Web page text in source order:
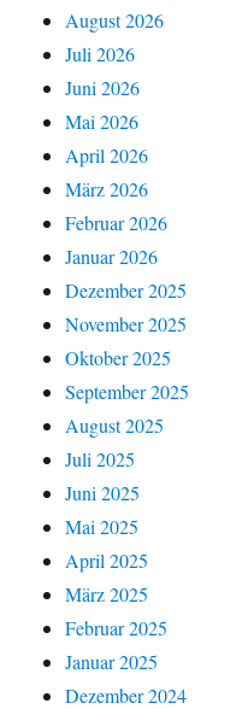
August 2026
Juli 2026
Juni 2026
Mai 2026
April 2026
März 2026
Februar 2026
Januar 2026
Dezember 2025
November 2025
Oktober 2025
September 2025
August 2025
Juli 2025
Juni 2025
Mai 2025
April 2025
März 2025
Februar 2025
Januar 2025
Dezember 2024